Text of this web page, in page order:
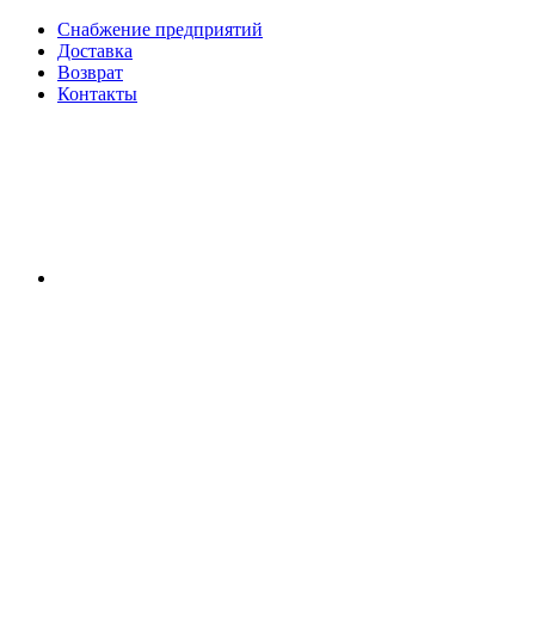
Снабжение предприятий
Доставка
Возврат
Контакты